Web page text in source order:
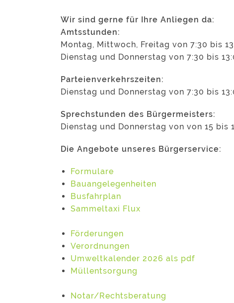
Wir sind gerne für Ihre Anliegen da:
Amtsstunden:
Montag, Mittwoch, Freitag von 7:30 bis
Dienstag und Donnerstag von 7:30 bis
Parteienverkehrszeiten:
Dienstag und Donnerstag von 7:30 bis
Sprechstunden des Bürgermeisters:
Dienstag und Donnerstag von von 15 bis
Die Angebote unseres Bürgerservice:
Formulare
Bauangelegenheiten
Busfahrplan
Sammeltaxi Flux
Förderungen
Verordnungen
Umweltkalender 2026 als pdf
Müllentsorgung
Notar/Rechtsberatung